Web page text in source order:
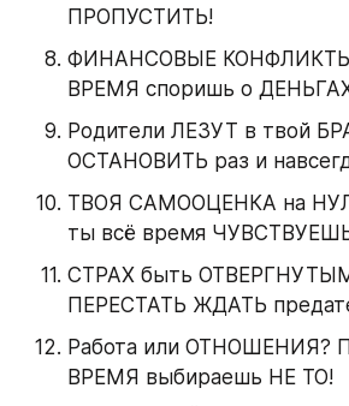
ПРОПУСТИТЬ!
ФИНАНСОВЫЕ
ВРЕМЯ споришь о
Родители ЛЕЗУТ в твой
ОСТАНОВИТЬ раз и
ТВОЯ САМООЦЕНКА на
ты всё время
СТРАХ быть
ПЕРЕСТАТЬ ЖДАТЬ
Работа или ОТНОШЕНИЯ?
ВРЕМЯ выбираешь НЕ ТО!